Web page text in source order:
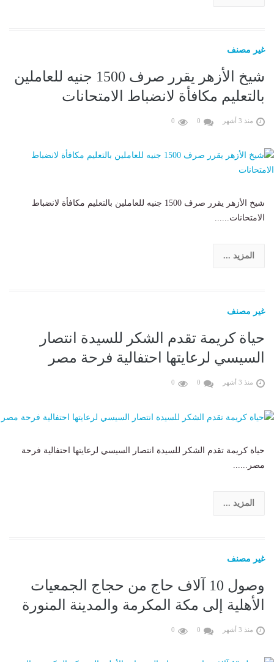
غير مصنف
شيخ الأزهر يقرر صرف 1500 جنيه للعاملين
بالتعليم مكافأة لانضباط الامتحانات
منذ 3 أشهر 0
0
شيخ الأزهر يقرر صرف 1500 جنيه للعاملين بالتعليم مكافأة لانضباط
الامتحانات......
المزيد ...
غير مصنف
حياة كريمة تقدم الشكر للسيدة انتصار
السيسي لرعايتها احتفالية فرحة مصر
منذ 3 أشهر 0
0
حياة كريمة تقدم الشكر للسيدة انتصار السيسي لرعايتها احتفالية فرحة
مصر......
المزيد ...
غير مصنف
وصول 10 آلاف حاج من حجاج الجمعيات
الأهلية إلى مكة المكرمة والمدينة المنورة
منذ 3 أشهر 0
0